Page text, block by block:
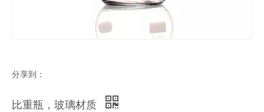
分享到：
比重瓶，玻璃材质